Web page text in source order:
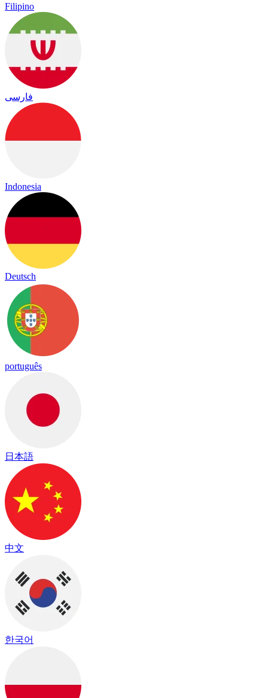
Filipino
فارسی
Indonesia
Deutsch
português
日本語
中文
한국어